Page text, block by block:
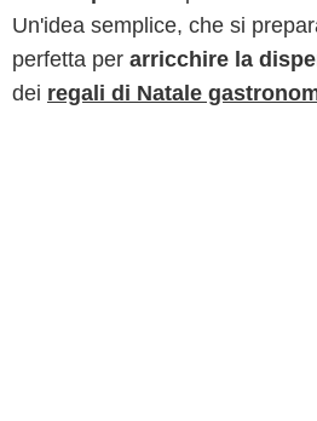
Un'idea semplice, che si
perfetta per arricchire la
dei regali di Natale